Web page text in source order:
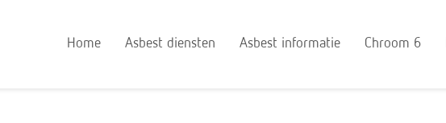
Home Asbest diensten Asbest informatie Chroom 6